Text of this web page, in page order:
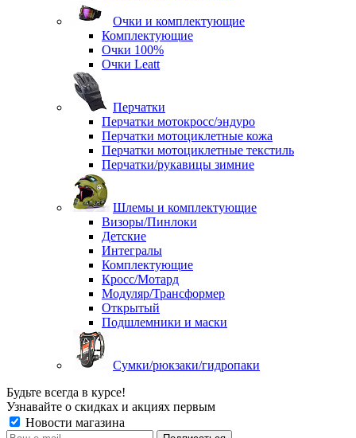
Очки и комплектующие
Комплектующие
Очки 100%
Очки Leatt
Перчатки
Перчатки мотокросс/эндуро
Перчатки мотоциклетные кожа
Перчатки мотоциклетные текстиль
Перчатки/рукавицы зимние
Шлемы и комплектующие
Визоры/Пинлоки
Детские
Интегралы
Комплектующие
Кросс/Мотард
Модуляр/Трансформер
Открытый
Подшлемники и маски
Сумки/рюкзаки/гидропаки
Будьте всегда в курсе!
Узнавайте о скидках и акциях первым
Новости магазина